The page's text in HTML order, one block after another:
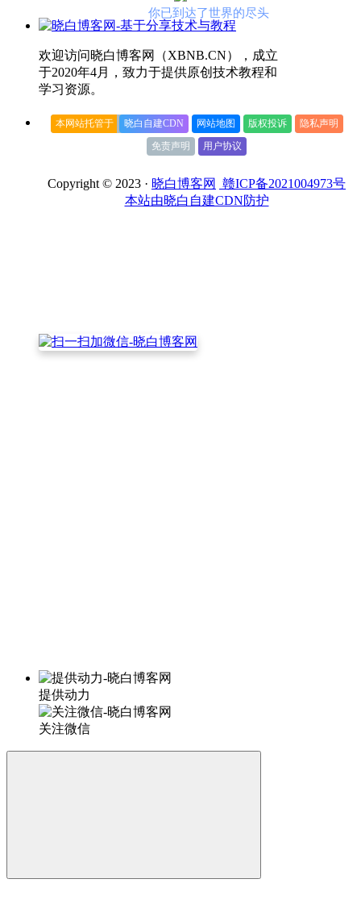
你已到达了世界的尽头
欢迎访问晓白博客网（XBNB.CN），成立
于2020年4月，致力于提供原创技术教程和
学习资源。
本网站托管于 晓白自建CDN 网站地图 版权投诉
隐私声明
免责声明
用户协议
Copyright © 2023 · 晓白博客网
赣ICP备2021004973号
本站由晓白自建CDN防护
提供动力
关注微信